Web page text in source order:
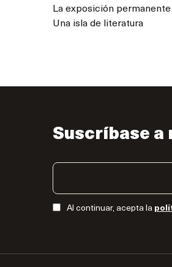
La exposición permanente
Una isla de literatura
Suscríbase
Al continuar, acepta la